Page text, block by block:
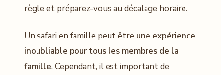
règle et préparez-vous au décalage horaire.
Un safari en famille peut être une expérience
inoubliable pour tous les membres de la
famille. Cependant, il est important de